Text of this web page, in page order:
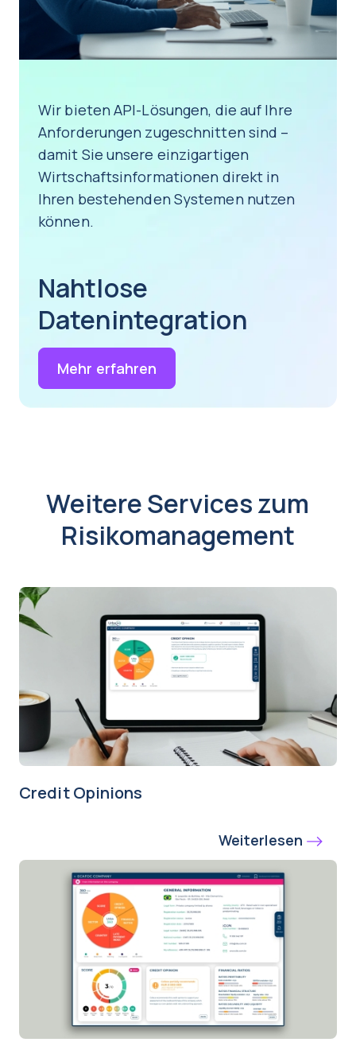
Wir bieten API-Lösungen, die auf Ihre
Anforderungen zugeschnitten sind –
damit Sie unsere einzigartigen
Wirtschaftsinformationen direkt in
Ihren bestehenden Systemen nutzen
können.
Nahtlose
Datenintegration
Mehr erfahren
Weitere Services zum
Risikomanagement
Credit Opinions
Weiterlesen